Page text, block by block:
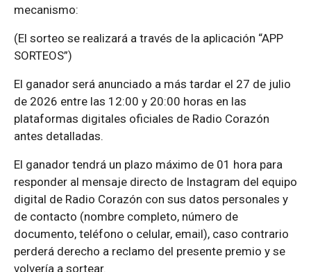
mecanismo:
(El sorteo se realizará a través de la aplicación “APP
SORTEOS”)
El ganador será anunciado a más tardar el 27 de julio
de 2026 entre las 12:00 y 20:00 horas en las
plataformas digitales oficiales de Radio Corazón
antes detalladas.
El ganador tendrá un plazo máximo de 01 hora para
responder al mensaje directo de Instagram del equipo
digital de Radio Corazón con sus datos personales y
de contacto (nombre completo, número de
documento, teléfono o celular, email), caso contrario
perderá derecho a reclamo del presente premio y se
volvería a sortear.